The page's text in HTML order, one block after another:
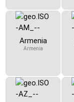
Armenia
Armenia